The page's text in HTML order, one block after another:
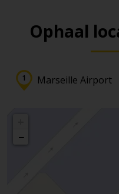
Ophaal
Marseille Airport
−